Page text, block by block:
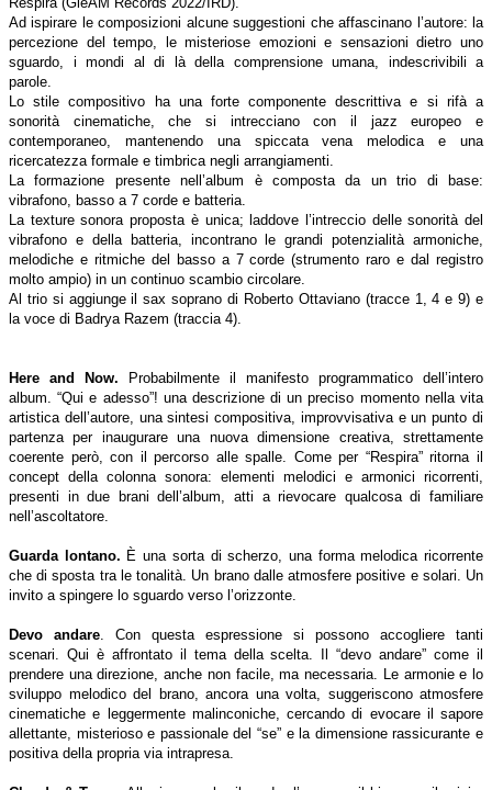
Ad ispirare le composizioni alcune suggestioni che affascinano l’autore: la
percezione del tempo, le misteriose emozioni e sensazioni dietro uno
sguardo, i mondi al di là della comprensione umana, indescrivibili a
parole.
Lo stile compositivo ha una forte componente descrittiva e si rifà a
sonorità cinematiche, che si intrecciano con il jazz europeo e
contemporaneo, mantenendo una spiccata vena melodica e una
ricercatezza formale e timbrica negli arrangiamenti.
La formazione presente nell’album è composta da un trio di base:
vibrafono, basso a 7 corde e batteria.
La texture sonora proposta è unica; laddove l’intreccio delle sonorità del
vibrafono e della batteria, incontrano le grandi potenzialità armoniche,
melodiche e ritmiche del basso a 7 corde (strumento raro e dal registro
molto ampio) in un continuo scambio circolare.
Al trio si aggiunge il sax soprano di Roberto Ottaviano (tracce 1, 4 e 9) e
la voce di Badrya Razem (traccia 4).
Here and Now. Probabilmente il manifesto programmatico dell’intero
album. “Qui e adesso”! una descrizione di un preciso momento nella vita
artistica dell’autore, una sintesi compositiva, improvvisativa e un punto di
partenza per inaugurare una nuova dimensione creativa, strettamente
coerente però, con il percorso alle spalle. Come per “Respira” ritorna il
concept della colonna sonora: elementi melodici e armonici ricorrenti,
presenti in due brani dell’album, atti a rievocare qualcosa di familiare
nell’ascoltatore.
Guarda lontano. È una sorta di scherzo, una forma melodica ricorrente
che di sposta tra le tonalità. Un brano dalle atmosfere positive e solari. Un
invito a spingere lo sguardo verso l’orizzonte.
Devo andare . Con questa espressione si possono accogliere tanti
scenari. Qui è affrontato il tema della scelta. Il “devo andare” come il
prendere una direzione, anche non facile, ma necessaria. Le armonie e lo
sviluppo melodico del brano, ancora una volta, suggeriscono atmosfere
cinematiche e leggermente malinconiche, cercando di evocare il sapore
allettante, misterioso e passionale del “se” e la dimensione rassicurante e
positiva della propria via intrapresa.